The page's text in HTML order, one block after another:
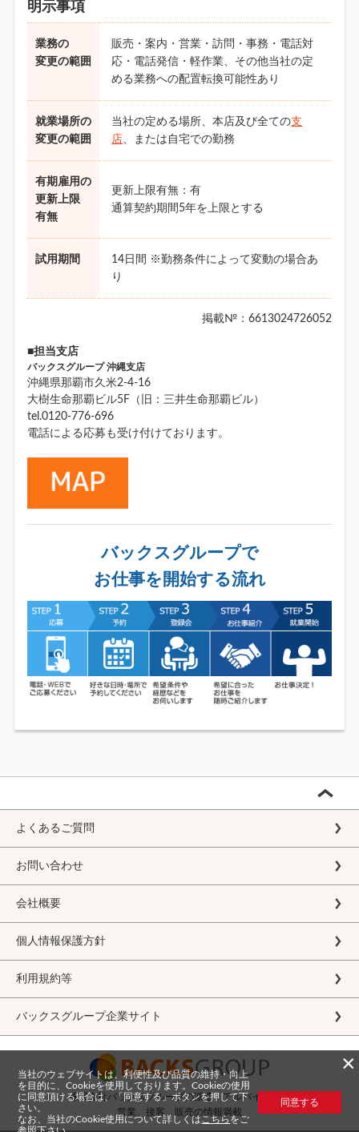
明示事項
業務の
変更の範囲
販売・案内・営業・訪問・事務・電話対
応・電話発信・軽作業、その他当社の定
める業務への配置転換可能性あり
就業場所の
変更の範囲
当社の定める場所、本店及び全ての支
店、または自宅での勤務
有期雇用の
更新上限
有無
更新上限有無：有
通算契約期間5年を上限とする
試用期間
14日間 ※勤務条件によって変動の場合あ
り
掲載№：6613024726052
■担当支店
バックスグループ 沖縄支店
沖縄県那覇市久米2-4-16
大樹生命那覇ビル5F（旧：三井生命那覇ビル）
tel.0120-776-696
電話による応募も受け付けております。
バックスグループで
お仕事を開始する流れ
よくあるご質問
お問い合わせ
会社概要
個人情報保護方針
利用規約等
バックスグループ企業サイト
株式会社バックスグループの派遣・アルバイト求人
営業、接客、販売の情報満載
×
当社のウェブサイトは、利便性及び品質の維持・向上
を目的に、Cookieを使用しております。Cookieの使用
に同意頂ける場合は、「同意する」ボタンを押して下
さい。
なお、当社のCookie使用について詳しくは こちらをご
同意する